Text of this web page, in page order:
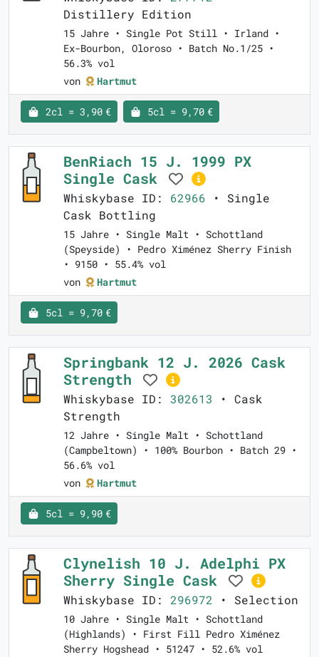
Distillery Edition
15 Jahre • Single Pot Still • Irland •
Ex-Bourbon, Oloroso • Batch No.1/25 •
56.3% vol
von
Hartmut
2cl = 3,90 € 5cl = 9,70 €
BenRiach 15 J. 1999 PX
Single Cask
Whiskybase ID: 62966 • Single
Cask Bottling
15 Jahre • Single Malt • Schottland
(Speyside) • Pedro Ximénez Sherry Finish
• 9150 • 55.4% vol
von
Hartmut
5cl = 9,70 €
Springbank 12 J. 2026 Cask
Strength
Whiskybase ID: 302613 • Cask
Strength
12 Jahre • Single Malt • Schottland
(Campbeltown) • 100% Bourbon • Batch 29 •
56.6% vol
von
Hartmut
5cl = 9,90 €
Clynelish 10 J. Adelphi PX
Sherry Single Cask
Whiskybase ID: 296972 • Selection
10 Jahre • Single Malt • Schottland
(Highlands) • First Fill Pedro Ximénez
Sherry Hogshead • 51247 • 52.6% vol